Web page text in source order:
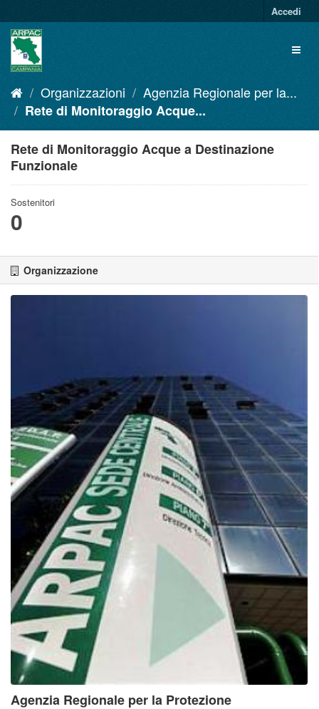
al
contenuto
Accedi
Organizzazioni
Agenzia Regionale per la...
Rete di Monitoraggio Acque...
Rete di Monitoraggio Acque a Destinazione
Funzionale
Sostenitori
0
Organizzazione
Agenzia Regionale per la Protezione